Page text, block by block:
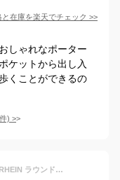
と在庫を楽天でチェック >>
しゃれなポーター
ケットから出し入
くことができるの
件) >
【正規販売店】LANVIN COLLECTION RHEIN ラウンドファスナージャバラ折り財布 ［ランバン・コレクション］折りたたみ財布 二つ折り ブランド コンパクト 本革 レザー ミニ ウォレット 小さい BOX型小銭入れ ジャバラ式カード段 シンプル メンズ バッグマニア